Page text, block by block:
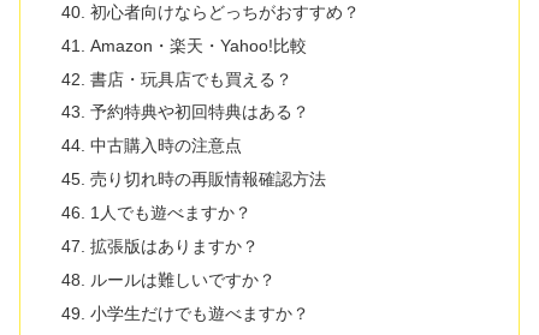
初心者向けならどっちがおすすめ？
Amazon・楽天・Yahoo!比較
書店・玩具店でも買える？
予約特典や初回特典はある？
中古購入時の注意点
売り切れ時の再販情報確認方法
1人でも遊べますか？
拡張版はありますか？
ルールは難しいですか？
小学生だけでも遊べますか？